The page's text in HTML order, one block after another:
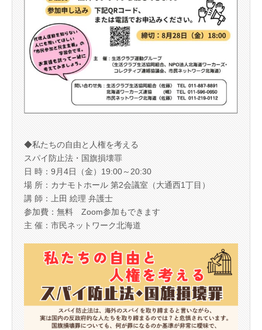
◆私たちの自由と人権を考える
スパイ防止法・国旗損壊罪
日 時：9月4日（金）19:00～20:30
場 所：カナモトホール 第2会議室（大通西1丁目）
講 師：上田 絵理 弁護士
参加費：無料 Zoom参加もできます
主 催：市民ネットワーク北海道